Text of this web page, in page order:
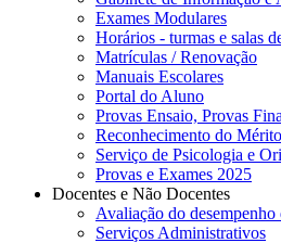
Exames Modulares
Horários - turmas e salas
Matrículas / Renovação
Manuais Escolares
Portal do Aluno
Provas Ensaio, Provas
Reconhecimento do Mérito
Serviço de Psicologia e
Provas e Exames 2025
Docentes e Não Docentes
Avaliação do desempenho
Serviços Administrativos